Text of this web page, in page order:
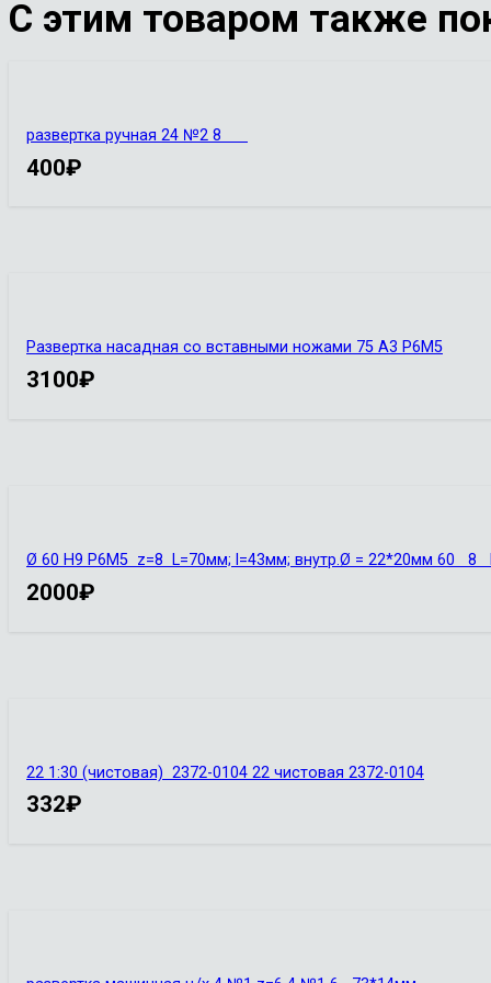
С этим товаром также
развертка ручная 24 №2 8
400₽
Развертка насадная со вставными ножами 75 А3 Р6М5
3100₽
Ø 60 Н9 Р6М5 z=8 L=70мм; l=43мм; внутр.Ø = 22*20мм 60 8
2000₽
22 1:30 (чистовая) 2372-0104 22 чистовая 2372-0104
332₽